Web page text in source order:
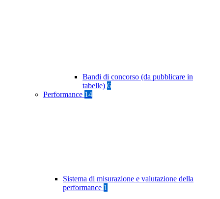
Bandi di concorso (da pubblicare in
tabelle) 6
Performance 14
Sistema di misurazione e valutazione della
performance 1